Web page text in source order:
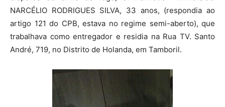
NARCÉLIO RODRIGUES SILVA, 33 anos, (respondia ao
artigo 121 do CPB, estava no regime semi-aberto), que
trabalhava como entregador e residia na Rua TV. Santo
André, 719, no Distrito de Holanda, em Tamboril.